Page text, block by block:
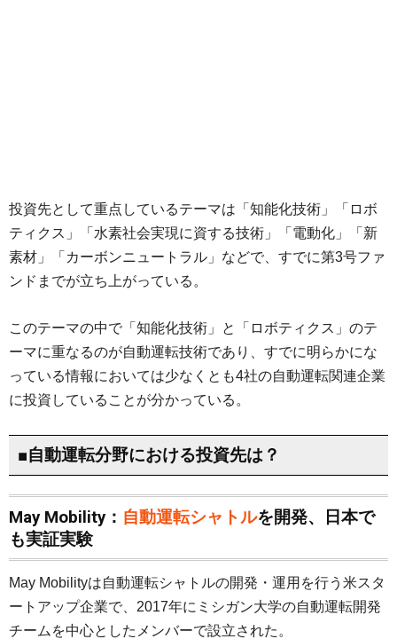
投資先として重点しているテーマは「知能化技術」「ロボ
ティクス」「水素社会実現に資する技術」「電動化」「新
素材」「カーボンニュートラル」などで、すでに第3号ファ
ンドまでが立ち上がっている。
このテーマの中で「知能化技術」と「ロボティクス」のテ
ーマに重なるのが自動運転技術であり、すでに明らかにな
っている情報においては少なくとも4社の自動運転関連企業
に投資していることが分かっている。
■自動運転分野における投資先は？
May Mobility： 自動運転シャトルを開発、日本で
も実証実験
May Mobilityは自動運転シャトルの開発・運用を行う米スタ
ートアップ企業で、2017年にミシガン大学の自動運転開発
チームを中心としたメンバーで設立された。